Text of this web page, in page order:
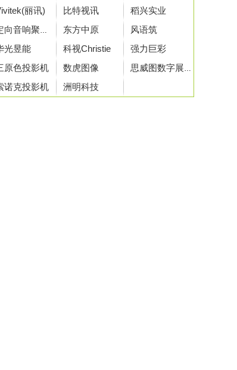
丽讯)
比特视讯 稻兴实业
定向音响聚音宝 东方中原
风语筑
光昱能
科视Christie
强力巨彩
原色投影机
数虎图像 思威图数字展示
诺克投影机 洲明科技